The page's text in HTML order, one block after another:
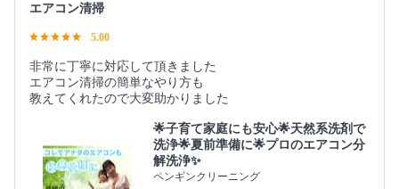
エアコン清掃
5.00
非常に丁寧に対応して頂きました
エアコン清掃の簡単なやり方も
教えてくれたので大変助かりました
🌟子育て家庭にも安心🌟天然系洗剤で
洗浄🌟夏前準備に🌟プロのエアコン分
解洗浄✨
ペンギンクリーニング